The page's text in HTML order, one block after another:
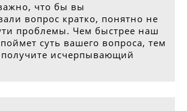
что бы вы
вопрос кратко, понятно не
проблемы. Чем быстрее наш
суть вашего вопроса, тем
исчерпывающий